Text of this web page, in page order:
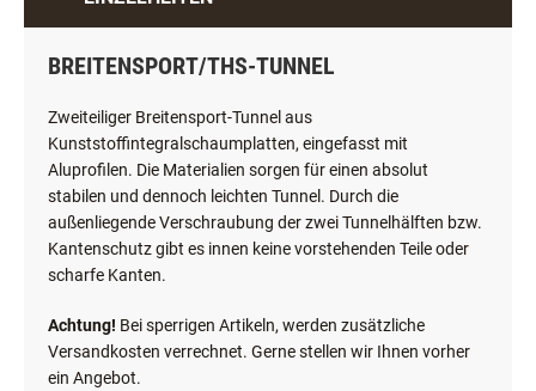
BREITENSPORT/THS-TUNNEL
Zweiteiliger Breitensport-Tunnel aus
Kunststoffintegralschaumplatten, eingefasst mit
Aluprofilen. Die Materialien sorgen für einen absolut
stabilen und dennoch leichten Tunnel. Durch die
außenliegende Verschraubung der zwei Tunnelhälften bzw.
Kantenschutz gibt es innen keine vorstehenden Teile oder
scharfe Kanten.
Achtung! Bei sperrigen Artikeln, werden zusätzliche
Versandkosten verrechnet. Gerne stellen wir Ihnen vorher
ein Angebot.